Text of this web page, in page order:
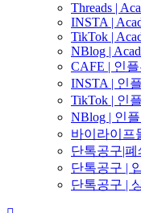
Threads |
INSTA |
TikTok |
NBlog |
CAFE | 인
INSTA | 인
TikTok | 인
NBlog | 인
바이라이프
단톡공구|폐
단톡공구 |
단톡공구 |